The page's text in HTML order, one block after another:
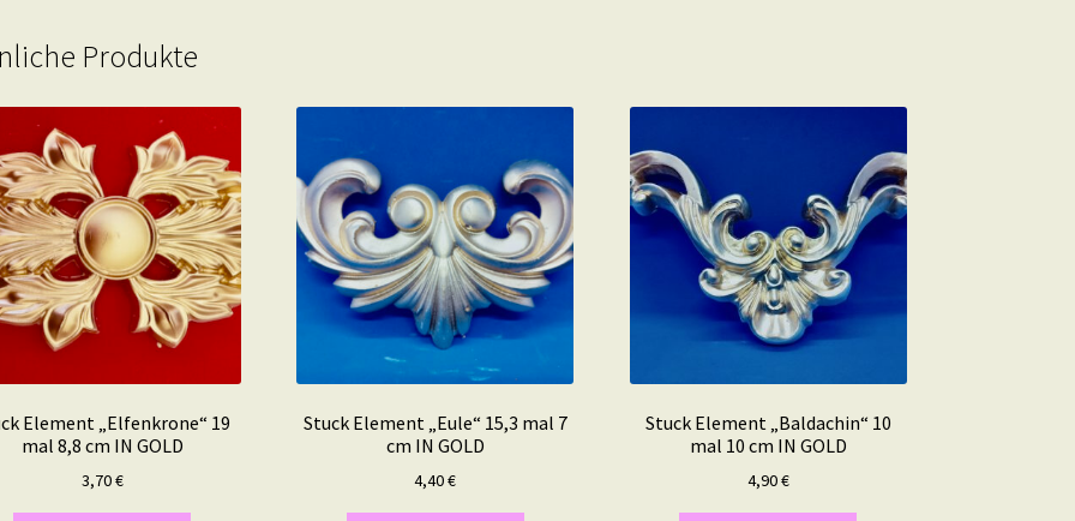
Produkte
Element „Elfenkrone“ 19
mal 8,8 cm IN GOLD
3,70€
Stuck Element „Eule“ 15,3 mal 7
cm IN GOLD
4,40€
Stuck Element „Baldachin“ 10
mal 10 cm IN GOLD
4,90€